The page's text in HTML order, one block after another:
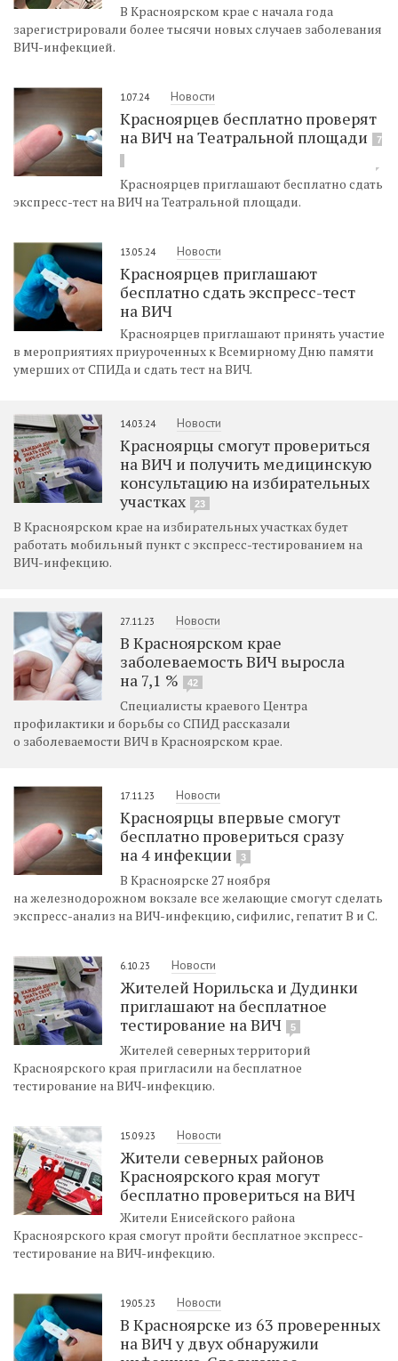
В Красноярском крае с начала года
зарегистрировали более тысячи новых случаев заболевания
ВИЧ-инфекцией.
1.07.24 Новости
Красноярцев бесплатно проверят
на ВИЧ на Театральной площади
7
Красноярцев приглашают бесплатно сдать
экспресс-тест на ВИЧ на Театральной площади.
13.05.24 Новости
Красноярцев приглашают
бесплатно сдать экспресс-тест
на ВИЧ
Красноярцев приглашают принять участие
в мероприятиях приуроченных к Всемирному Дню памяти
умерших от СПИДа и сдать тест на ВИЧ.
14.03.24 Новости
Красноярцы смогут провериться
на ВИЧ и получить медицинскую
консультацию на избирательных
участках
23
В Красноярском крае на избирательных участках будет
работать мобильный пункт с экспресс-тестированием на
ВИЧ-инфекцию.
27.11.23 Новости
В Красноярском крае
заболеваемость ВИЧ выросла
на 7,1 %
42
Специалисты краевого Центра
профилактики и борьбы со СПИД рассказали
о заболеваемости ВИЧ в Красноярском крае.
17.11.23 Новости
Красноярцы впервые смогут
бесплатно провериться сразу
на 4 инфекции
3
В Красноярске 27 ноября
на железнодорожном вокзале все желающие смогут сделать
экспресс-анализ на ВИЧ-инфекцию, сифилис, гепатит В и С.
6.10.23 Новости
Жителей Норильска и Дудинки
приглашают на бесплатное
тестирование на ВИЧ
5
Жителей северных территорий
Красноярского края пригласили на бесплатное
тестирование на ВИЧ-инфекцию.
15.09.23 Новости
Жители северных районов
Красноярского края могут
бесплатно провериться на ВИЧ
Жители Енисейского района
Красноярского края смогут пройти бесплатное экспресс-
тестирование на ВИЧ-инфекцию.
19.05.23 Новости
В Красноярске из 63 проверенных
на ВИЧ у двух обнаружили